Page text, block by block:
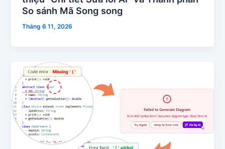
So sánh Mã Song song
Tháng 6 11, 2026